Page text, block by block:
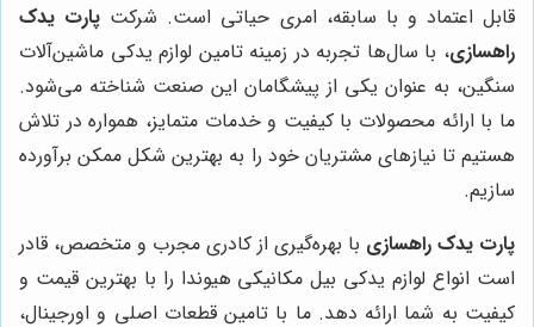
قابل اعتماد و با سابقه، امری حیاتی است. شرکت پارت یدک
راهسازی، با سال‌ها تجربه در زمینه تامین لوازم یدکی ماشین‌آلات
سنگین، به عنوان یکی از پیشگامان این صنعت شناخته می‌شود.
ما با ارائه محصولات با کیفیت و خدمات متمایز، همواره در تلاش
هستیم تا نیازهای مشتریان خود را به بهترین شکل ممکن برآورده
سازیم.
پارت یدک راهسازی با بهره‌گیری از کادری مجرب و متخصص، قادر
است انواع لوازم یدکی بیل مکانیکی هیوندا را با بهترین قیمت و
کیفیت به شما ارائه دهد. ما با تامین قطعات اصلی و اورجینال،